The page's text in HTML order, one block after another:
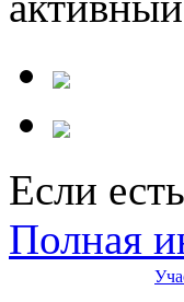
Если
Полная